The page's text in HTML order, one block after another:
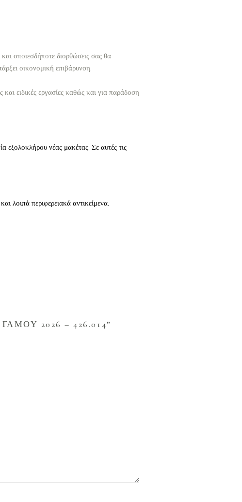
οποιεσδήποτε διορθώσεις σας θα
οικονομική επιβάρυνση.
ειδικές εργασίες καθώς και για παράδοση
εξολοκλήρου νέας μακέτας. Σε αυτές τις
λοιπά περιφερειακά αντικείμενα.
2026 – 426.014”